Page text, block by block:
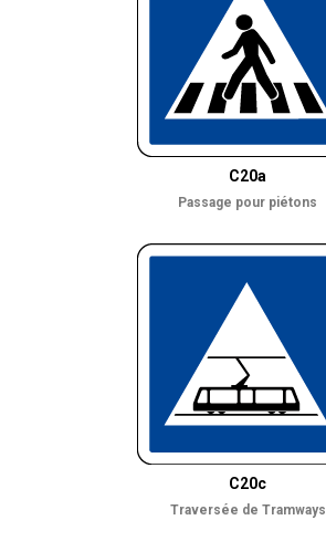
C20a
Passage pour piétons
C20c
Traversée de Tramways